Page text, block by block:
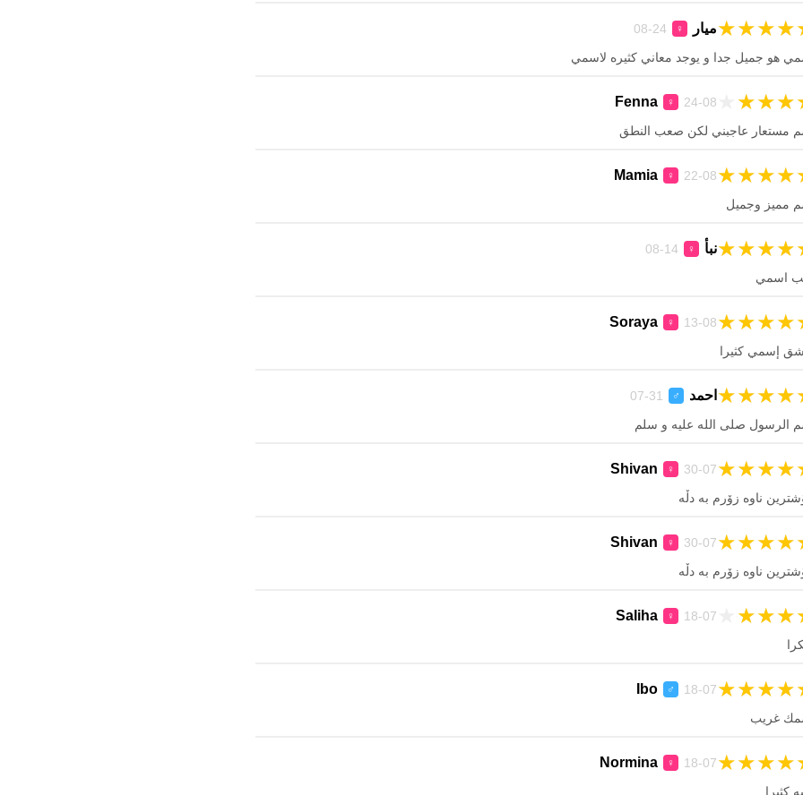
ميار ♀
24-08 ★
★
★
★
هو جميل جدا و يوجد معاني كثيره لاسمي
Fenna ♀ 24-08 ★
★
★
مستعار عاجبني لكن صعب النطق
Mamia ♀ 22-08 ★
★
★
★
مميز وجميل
نبأ ♀
14-08 ★
★
★
★
اسمي
Soraya ♀ 13-08 ★
★
★
★
إسمي كثيرا
احمد ♂
31-07 ★
★
★
★
الرسول صلى الله عليه و سلم
Shivan ♀ 30-07 ★
★
★
★
ناوە زۆرم بە دڵە
Shivan ♀ 30-07 ★
★
★
★
ناوە زۆرم بە دڵە
Saliha ♀ 18-07 ★
★
★
Ibo ♂ 18-07 ★
★
★
★
غريب
Normina ♀ 18-07 ★
★
★
★
كثيرا